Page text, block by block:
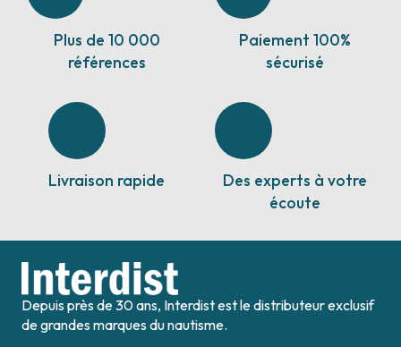
Plus de 10 000
références
Paiement 100%
sécurisé
Livraison rapide
Des experts à votre
écoute
Depuis près de 30 ans, Interdist est le distributeur exclusif
de grandes marques du nautisme.